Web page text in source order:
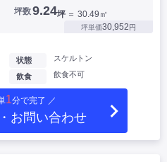
坪数9.24坪 ＝ 30.49㎡
坪単価30,952円
状態 スケルトン
飲食 飲食不可
1分で完了 ／
お問い合わせ